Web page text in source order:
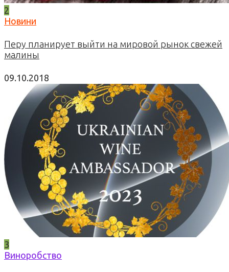
2
Новини
Перу планирует выйти на мировой рынок свежей
малины
09.10.2018
3
Виноробство